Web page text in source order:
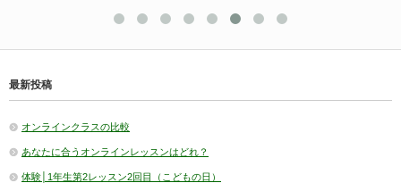
最新投稿
オンラインクラスの比較
あなたに合うオンラインレッスンはどれ？
体験│1年生第2レッスン2回目（こどもの日）